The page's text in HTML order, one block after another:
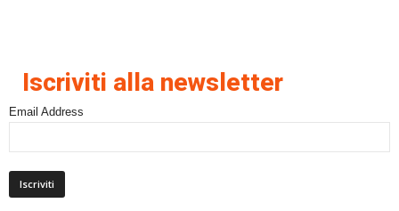
Iscriviti alla newsletter
Email Address